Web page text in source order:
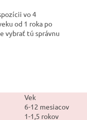
vo 4
od 1 roka po
vybrať tú správnu
Vek
6-12 mesiacov
1-1,5 rokov